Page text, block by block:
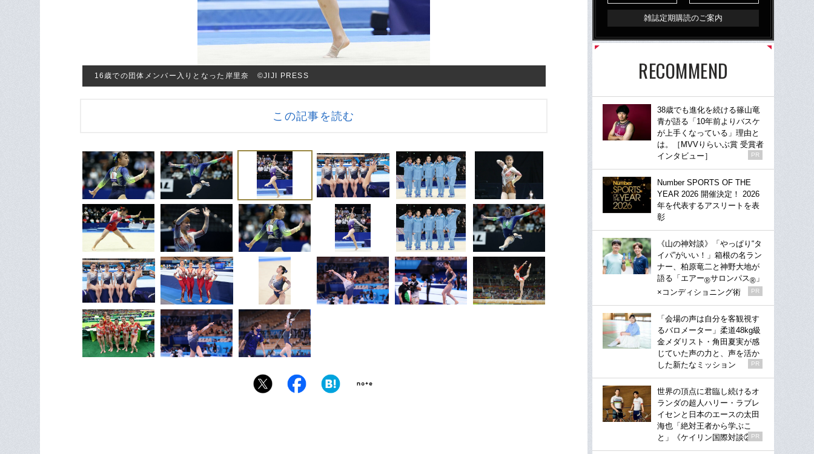
16歳での団体メンバー入りとなった岸里奈 ©JIJI PRESS
この記事を読む
雑誌定期購読のご案内
RECOMMEND
38歳でも進化を続ける篠山竜
青が語る「10年前よりバスケ
が上手くなっている」理由と
は。［MVVりらいぶ賞 受賞者
インタビュー］
PR
Number SPORTS OF THE
YEAR 2026 開催決定！ 2026
年を代表するアスリートを表
彰
《山の神対談》「やっぱり“タ
イパ”がいい！」箱根の名ラン
ナー、柏原竜二と神野大地が
語る「エアー®サロンパス® 」
×コンディショニング術
PR
「会場の声は自分を客観視す
るバロメーター」柔道48kg級
金メダリスト・角田夏実が感
じていた声の力と、声を活か
した新たなミッション
PR
世界の頂点に君臨し続けるオ
ランダの超人ハリー・ラブレ
イセンと日本のエースの太田
海也「絶対王者から学ぶこ
と」《ケイリン国際対談②》
PR